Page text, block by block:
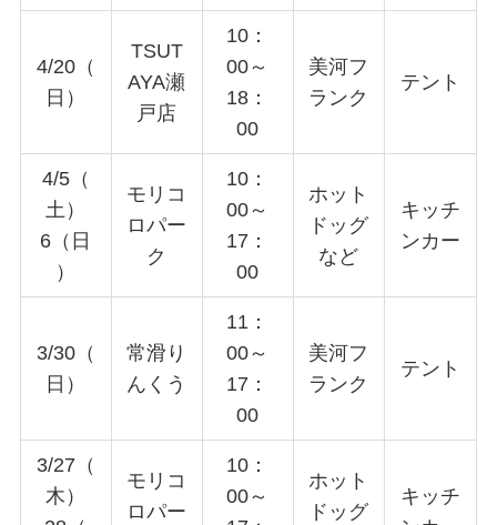
4/20（
日）
TSUT
AYA瀬
戸店
10：
00～
18：
00
美河フ
ランク
テント
4/5（
土）
6（日
）
モリコ
ロパー
ク
10：
00～
17：
00
ホット
ドッグ
など
キッチ
ンカー
3/30（
日）
常滑り
んくう
11：
00～
17：
00
美河フ
ランク
テント
3/27（
木）
モリコ
ロパー
10：
00～
ホット
ドッグ
キッチ